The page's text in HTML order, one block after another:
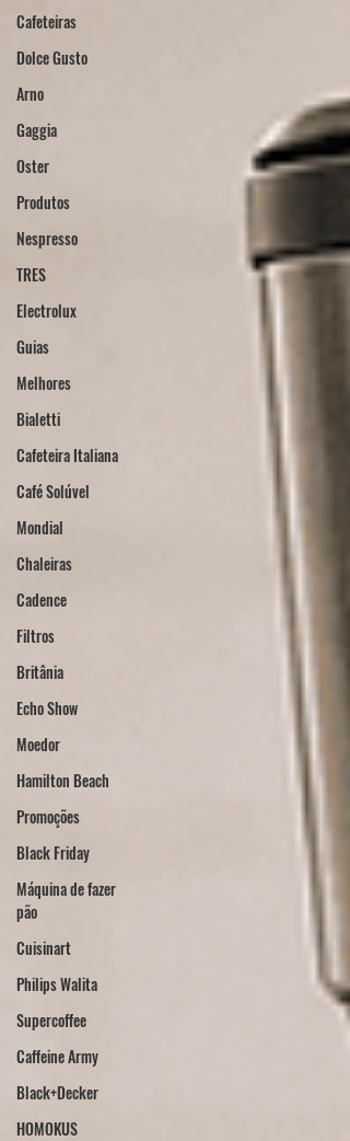
Cafeteiras
Dolce Gusto
Arno
Gaggia
Oster
Produtos
Nespresso
TRES
Electrolux
Guias
Melhores
Bialetti
Cafeteira Italiana
Café Solúvel
Mondial
Chaleiras
Cadence
Filtros
Britânia
Echo Show
Moedor
Hamilton Beach
Promoções
Black Friday
Máquina de fazer
pão
Cuisinart
Philips Walita
Supercoffee
Caffeine Army
Black+Decker
HOMOKUS